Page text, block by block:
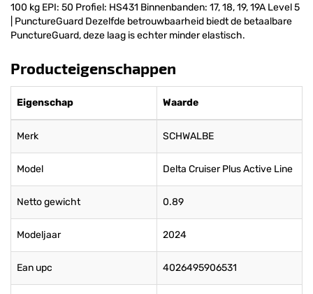
100 kg EPI: 50 Profiel: HS431 Binnenbanden: 17, 18, 19, 19A Level 5
| PunctureGuard Dezelfde betrouwbaarheid biedt de betaalbare
PunctureGuard, deze laag is echter minder elastisch.
Producteigenschappen
Eigenschap Waarde
Merk SCHWALBE
Model Delta Cruiser Plus Active Line
Netto gewicht 0.89
Modeljaar 2024
Ean upc 4026495906531